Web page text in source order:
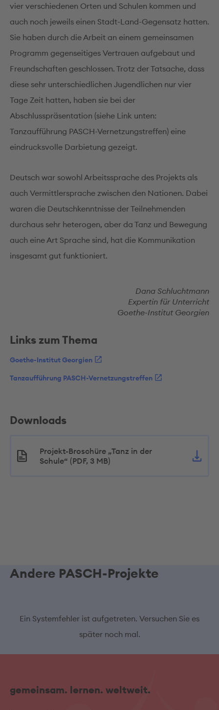
vier verschiedenen Orten und Schulen kommen und
auch noch jeweils einen Stadt-Land-Gegensatz hatten.
Sie haben durch die Arbeit an einem gemeinsamen
Programm gegenseitiges Vertrauen aufgebaut und
Freundschaften geschlossen. Trotz der Tatsache, dass
diese sehr unterschiedlichen Jugendlichen nur vier
Tage Zeit hatten, haben sie bei der
Abschlusspräsentation (siehe Link unten:
Tanzaufführung PASCH-Vernetzungstreffen) eine
eindrucksvolle Darbietung gezeigt.
Deutsch war sowohl Arbeitssprache des Projekts als
auch Vermittlersprache zwischen den Nationen. Dabei
waren die Deutschkenntnisse der Teilnehmenden
durchaus sehr heterogen, aber da Tanz und Bewegung
auch eine Art Sprache sind, hat die Kommunikation
insgesamt gut funktioniert.
Dana Schluchtmann
Expertin für Unterricht
Goethe-Institut Georgien
Links zum Thema
Goethe-Institut Georgien
Tanzaufführung PASCH-Vernetzungstreffen
Downloads
Projekt-Broschüre „Tanz in der
Schule“ (PDF, 3 MB)
Andere PASCH-Projekte
Ein Systemfehler ist aufgetreten. Versuchen Sie es
später noch mal.
gemeinsam. lernen. weltweit.